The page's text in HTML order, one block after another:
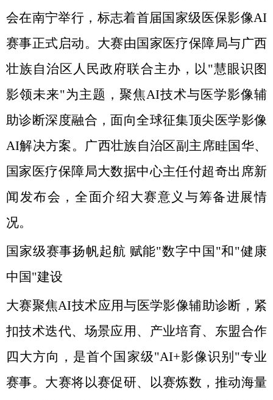
会在南宁举行，标志着首届国家级医保影像AI
赛事正式启动。大赛由国家医疗保障局与广西
壮族自治区人民政府联合主办，以"慧眼识图
影领未来"为主题，聚焦AI技术与医学影像辅
助诊断深度融合，面向全球征集顶尖医学影像
AI解决方案。广西壮族自治区副主席眭国华、
国家医疗保障局大数据中心主任付超奇出席新
闻发布会，全面介绍大赛意义与筹备进展情
况。
国家级赛事扬帆起航 赋能"数字中国"和"健康
中国"建设
大赛聚焦AI技术应用与医学影像辅助诊断，紧
扣技术迭代、场景应用、产业培育、东盟合作
四大方向，是首个国家级"AI+影像识别"专业
赛事。大赛将以赛促研、以赛炼数，推动海量